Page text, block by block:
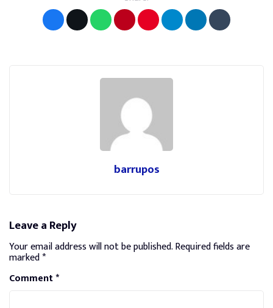
barrupos
Leave a Reply
Your email address will not be published.Required fields are
marked*
Comment*